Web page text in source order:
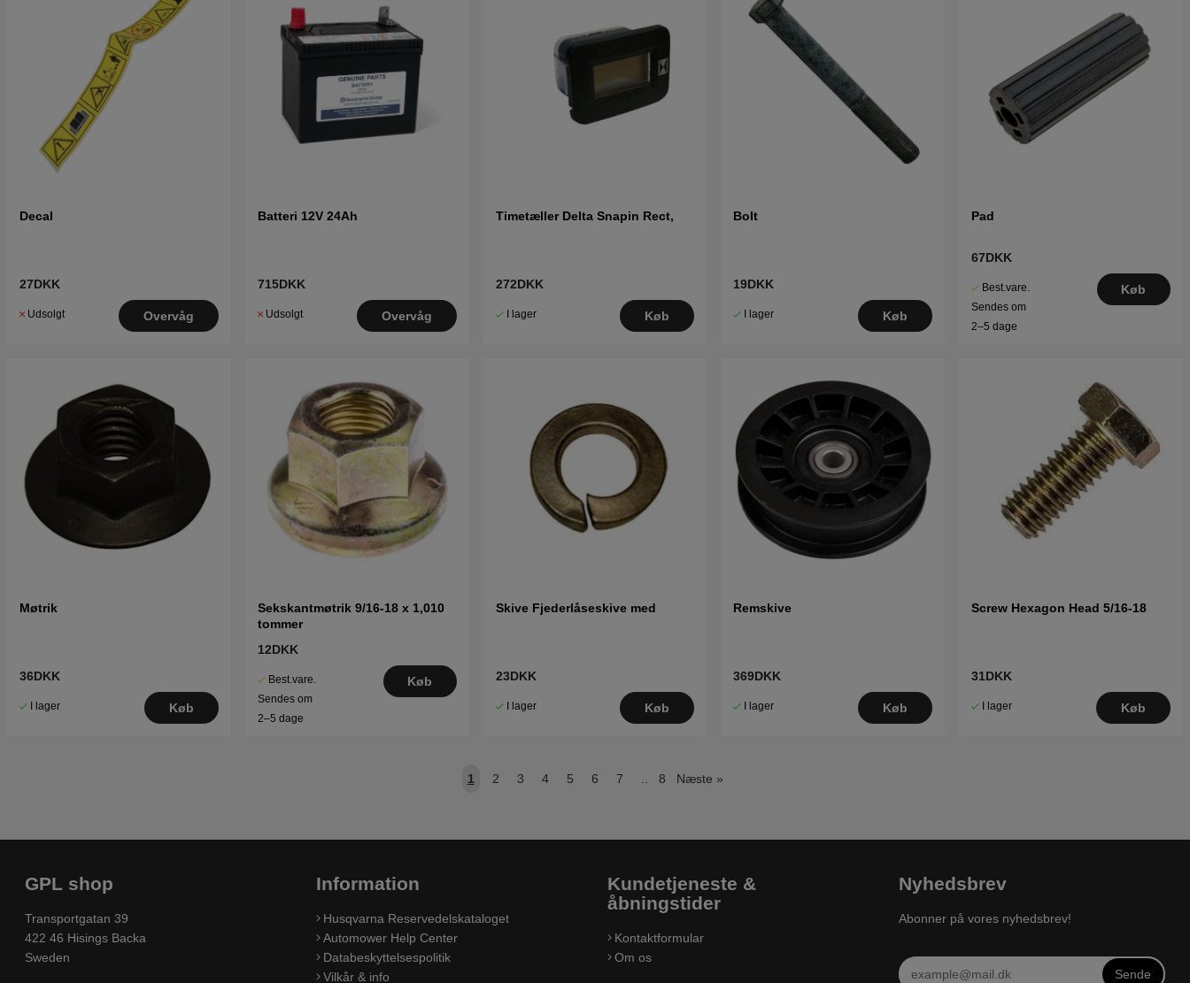
Decal
27DKK
Udsolgt Overvåg
Batteri 12V 24Ah
715DKK
Udsolgt Overvåg
Timetæller Delta Snapin Rect,
272DKK
I lager Køb
Bolt
19DKK
I lager Køb
Pad
67DKK
Best.vare.
Sendes om
2–5 dage
Køb
Møtrik
36DKK
I lager Køb
Sekskantmøtrik 9/16-18 x 1,010
tommer
12DKK
Best.vare.
Sendes om
2–5 dage
Køb
Skive Fjederlåseskive med
23DKK
I lager Køb
Remskive
369DKK
I lager Køb
Screw Hexagon Head 5/16-18
31DKK
I lager Køb
1 2 3 4 5 6 7 .. 8 Næste »
GPL shop
Transportgatan 39
422 46 Hisings Backa
Sweden
Information
Husqvarna Reservedelskataloget
Automower Help Center
Databeskyttelsespolitik
Vilkår & info
Kundetjeneste &
åbningstider
Kontaktformular
Om os
Nyhedsbrev
Abonner på vores nyhedsbrev!
Sende